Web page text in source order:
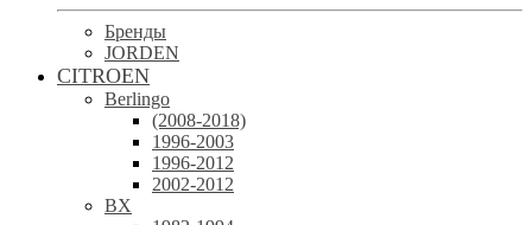
Бренды
JORDEN
CITROEN
Berlingo
(2008-2018)
1996-2003
1996-2012
2002-2012
BX